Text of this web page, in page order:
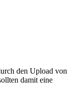
den Upload von
damit eine